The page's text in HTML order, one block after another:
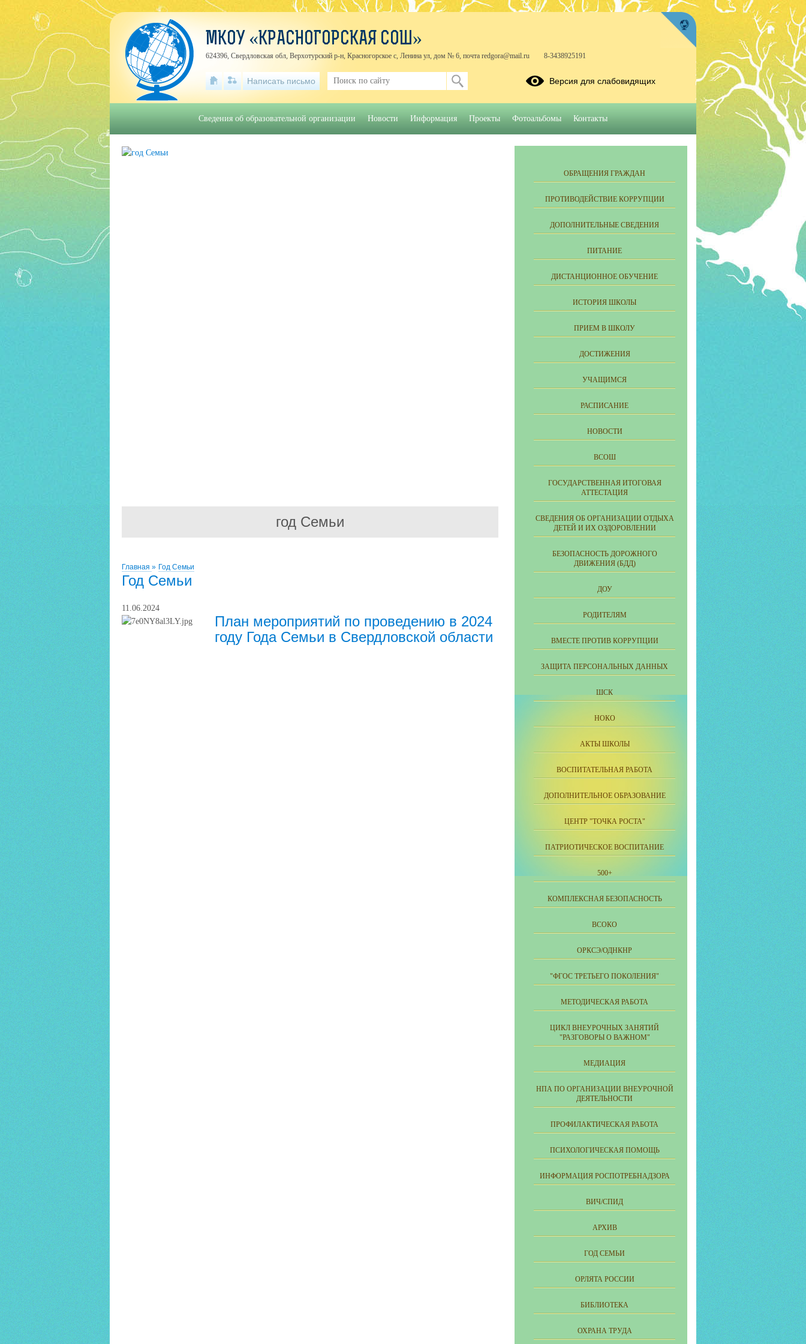
год Семьи
Главная » Год Семьи
Год Семьи
11.06.2024
План мероприятий по проведению в 2024
году Года Семьи в Свердловской области
ОБРАЩЕНИЯ ГРАЖДАН
ПРОТИВОДЕЙСТВИЕ КОРРУПЦИИ
ДОПОЛНИТЕЛЬНЫЕ СВЕДЕНИЯ
ПИТАНИЕ
ДИСТАНЦИОННОЕ ОБУЧЕНИЕ
ИСТОРИЯ ШКОЛЫ
ПРИЕМ В ШКОЛУ
ДОСТИЖЕНИЯ
УЧАЩИМСЯ
РАСПИСАНИЕ
НОВОСТИ
ВСОШ
ГОСУДАРСТВЕННАЯ ИТОГОВАЯ
АТТЕСТАЦИЯ
СВЕДЕНИЯ ОБ ОРГАНИЗАЦИИ ОТДЫХА
ДЕТЕЙ И ИХ ОЗДОРОВЛЕНИИ
БЕЗОПАСНОСТЬ ДОРОЖНОГО
ДВИЖЕНИЯ (БДД)
ДОУ
РОДИТЕЛЯМ
ВМЕСТЕ ПРОТИВ КОРРУПЦИИ
ЗАЩИТА ПЕРСОНАЛЬНЫХ ДАННЫХ
ШСК
НОКО
АКТЫ ШКОЛЫ
ВОСПИТАТЕЛЬНАЯ РАБОТА
ДОПОЛНИТЕЛЬНОЕ ОБРАЗОВАНИЕ
ЦЕНТР "ТОЧКА РОСТА"
ПАТРИОТИЧЕСКОЕ ВОСПИТАНИЕ
500+
КОМПЛЕКСНАЯ БЕЗОПАСНОСТЬ
ВСОКО
ОРКСЭ/ОДНКНР
"ФГОС ТРЕТЬЕГО ПОКОЛЕНИЯ"
МЕТОДИЧЕСКАЯ РАБОТА
ЦИКЛ ВНЕУРОЧНЫХ ЗАНЯТИЙ
"РАЗГОВОРЫ О ВАЖНОМ"
МЕДИАЦИЯ
НПА ПО ОРГАНИЗАЦИИ ВНЕУРОЧНОЙ
ДЕЯТЕЛЬНОСТИ
ПРОФИЛАКТИЧЕСКАЯ РАБОТА
ПСИХОЛОГИЧЕСКАЯ ПОМОЩЬ
ИНФОРМАЦИЯ РОСПОТРЕБНАДЗОРА
ВИЧ/СПИД
АРХИВ
ГОД СЕМЬИ
ОРЛЯТА РОССИИ
БИБЛИОТЕКА
ОХРАНА ТРУДА
МКОУ «КРАСНОГОРСКАЯ СОШ»
624396, Свердловская обл, Верхотурский р-н, Красногорское с, Ленина ул, дом № 6, почта redgora@mail.ru 8-3438925191
Написать письмо Версия для слабовидящих
Сведения об образовательной организации Новости Информация Проекты Фотоальбомы Контакты